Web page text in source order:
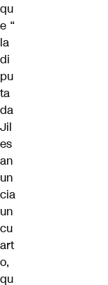
qu
e “
la
di
pu
ta
da
Jil
es
an
un
cia
un
cu
art
o,
qu